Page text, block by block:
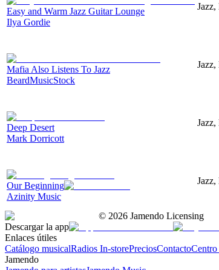
Easy and Warm Jazz Guitar Lounge
Ilya Gordie
Mafia Also Listens To Jazz
BeardMusicStock
Deep Desert
Mark Dorricott
Our Beginning
Azinity Music
© 2026 Jamendo Licensing
Descargar la app
Enlaces útiles
Catálogo musicalRadios In-storePreciosContactoCentro
Jamendo